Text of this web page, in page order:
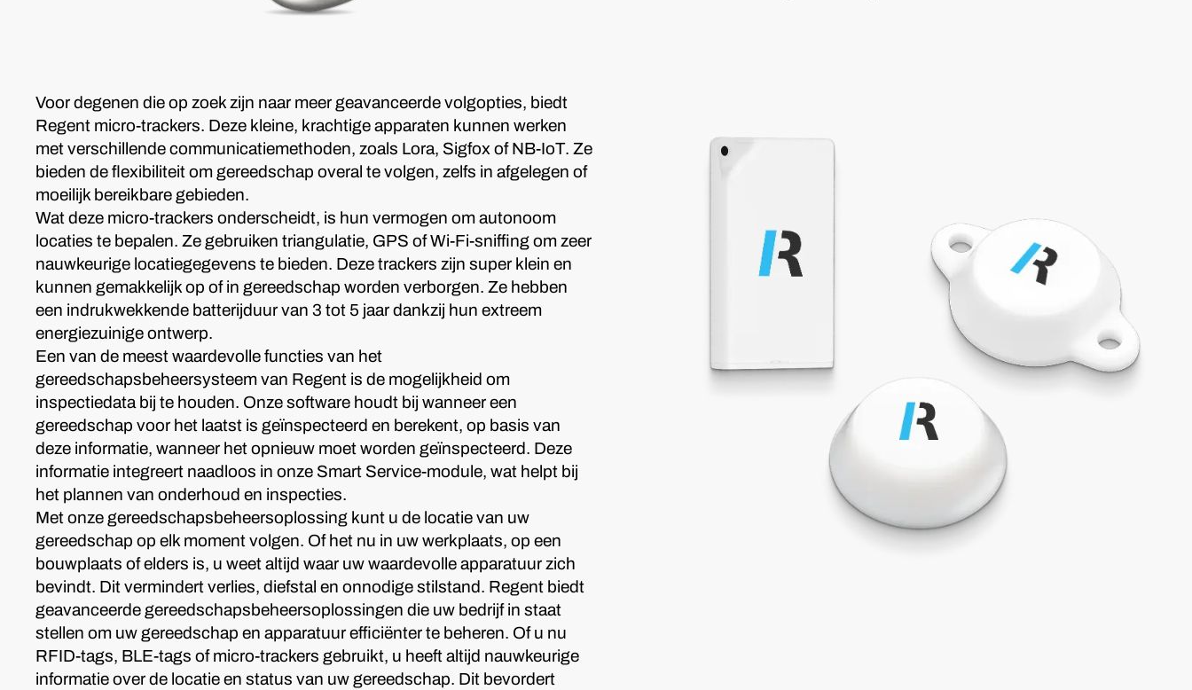
Voor degenen die op zoek zijn naar meer geavanceerde volgopties, biedt
Regent micro-trackers. Deze kleine, krachtige apparaten kunnen werken
met verschillende communicatiemethoden, zoals Lora, Sigfox of NB-IoT. Ze
bieden de flexibiliteit om gereedschap overal te volgen, zelfs in afgelegen of
moeilijk bereikbare gebieden.
Wat deze micro-trackers onderscheidt, is hun vermogen om autonoom
locaties te bepalen. Ze gebruiken triangulatie, GPS of Wi-Fi-sniffing om zeer
nauwkeurige locatiegegevens te bieden. Deze trackers zijn super klein en
kunnen gemakkelijk op of in gereedschap worden verborgen. Ze hebben
een indrukwekkende batterijduur van 3 tot 5 jaar dankzij hun extreem
energiezuinige ontwerp.
Een van de meest waardevolle functies van het
gereedschapsbeheersysteem van Regent is de mogelijkheid om
inspectiedata bij te houden. Onze software houdt bij wanneer een
gereedschap voor het laatst is geïnspecteerd en berekent, op basis van
deze informatie, wanneer het opnieuw moet worden geïnspecteerd. Deze
informatie integreert naadloos in onze Smart Service-module, wat helpt bij
het plannen van onderhoud en inspecties.
Met onze gereedschapsbeheersoplossing kunt u de locatie van uw
gereedschap op elk moment volgen. Of het nu in uw werkplaats, op een
bouwplaats of elders is, u weet altijd waar uw waardevolle apparatuur zich
bevindt. Dit vermindert verlies, diefstal en onnodige stilstand. Regent biedt
geavanceerde gereedschapsbeheersoplossingen die uw bedrijf in staat
stellen om uw gereedschap en apparatuur efficiënter te beheren. Of u nu
RFID-tags, BLE-tags of micro-trackers gebruikt, u heeft altijd nauwkeurige
informatie over de locatie en status van uw gereedschap. Dit bevordert